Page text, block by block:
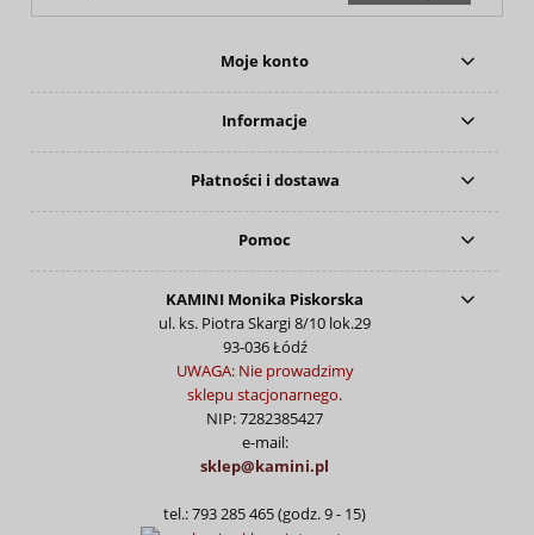
Moje konto
Informacje
Płatności i dostawa
Pomoc
KAMINI Monika Piskorska
ul. ks. Piotra Skargi 8/10 lok.29
93-036 Łódź
UWAGA: Nie prowadzimy
sklepu stacjonarnego.
NIP: 7282385427
e-mail:
sklep@kamini.pl
tel.: 793 285 465 (godz. 9 - 15)